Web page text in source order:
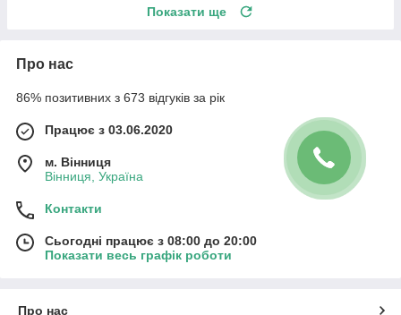
Показати ще
Про нас
86% позитивних з 673 відгуків за рік
Працює з 03.06.2020
м. Вінниця
Вінниця, Україна
Контакти
Сьогодні працює з 08:00 до 20:00
Показати весь графік роботи
Про нас